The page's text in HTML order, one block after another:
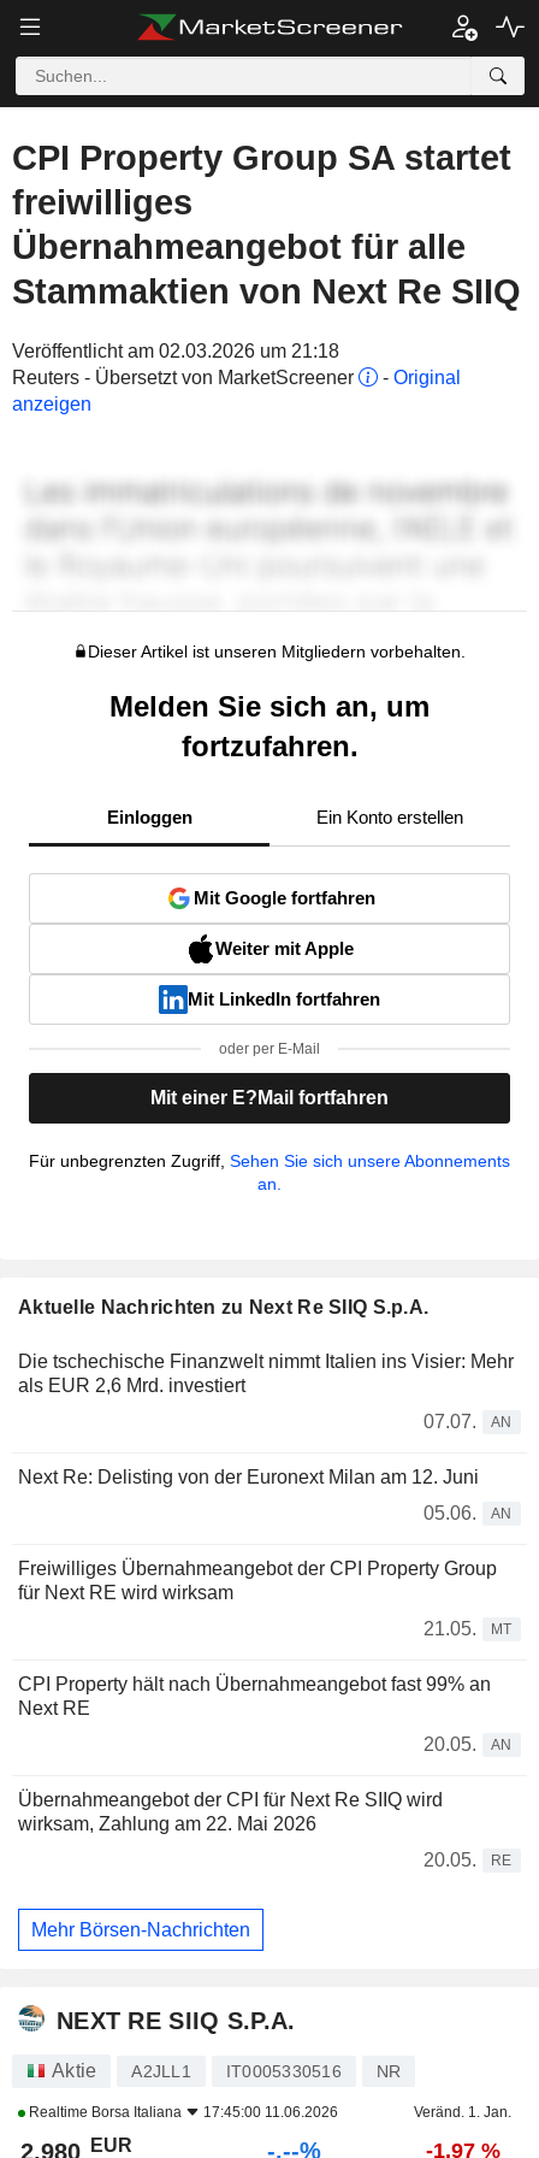
CPI Property Group SA startet
freiwilliges
Übernahmeangebot für alle
Stammaktien von Next Re SIIQ
Veröffentlicht am 02.03.2026 um 21:18
Reuters - Übersetzt von MarketScreener
- Original
anzeigen
Dieser Artikel ist unseren Mitgliedern vorbehalten.
Melden Sie sich an, um
fortzufahren.
Einloggen Ein Konto erstellen
Mit Google fortfahren
Weiter mit Apple
Mit LinkedIn fortfahren
oder per E-Mail
Mit einer E?Mail fortfahren
Für unbegrenzten Zugriff, Sehen Sie sich unsere Abonnements
an.
Aktuelle Nachrichten zu Next Re SIIQ S.p.A.
Die tschechische Finanzwelt nimmt Italien ins Visier: Mehr
als EUR 2,6 Mrd. investiert
07.07.
AN
Next Re: Delisting von der Euronext Milan am 12. Juni
05.06.
AN
Freiwilliges Übernahmeangebot der CPI Property Group
für Next RE wird wirksam
21.05.
MT
CPI Property hält nach Übernahmeangebot fast 99% an
Next RE
20.05.
AN
Übernahmeangebot der CPI für Next Re SIIQ wird
wirksam, Zahlung am 22. Mai 2026
20.05.
RE
Mehr Börsen-Nachrichten
NEXT RE SIIQ S.P.A.
Aktie A2JLL1 IT0005330516 NR
Realtime Borsa Italiana 17:45:00 11.06.2026 Veränd. 1. Jan.
2,980 EUR -.--% -1,97 %